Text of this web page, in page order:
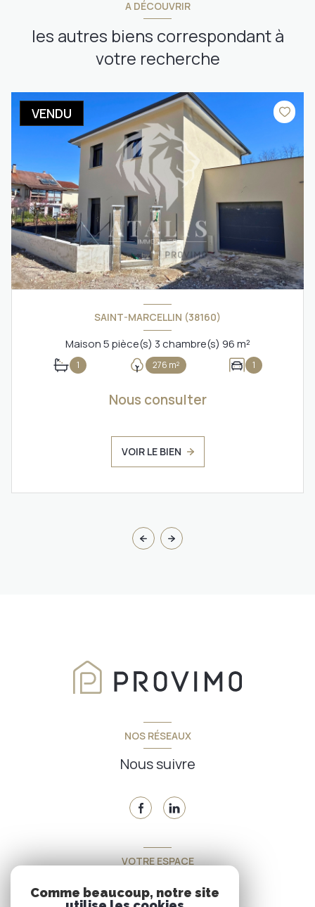
A DÉCOUVRIR
les autres biens correspondant à
votre recherche
VENDU
SAINT-MARCELLIN (38160)
Maison 5 pièce(s) 3 chambre(s) 96 m²
1 276 m² 1
Nous consulter
VOIR LE BIEN
NOS RÉSEAUX
Nous suivre
VOTRE ESPACE
Espace propriétaire
Comme beaucoup, notre site